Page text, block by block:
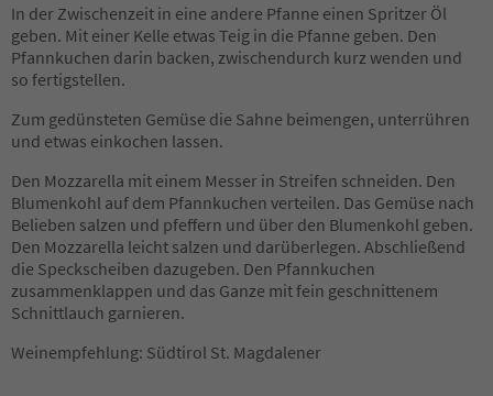
In der Zwischenzeit in eine andere Pfanne einen Spritzer Öl
geben. Mit einer Kelle etwas Teig in die Pfanne geben. Den
Pfannkuchen darin backen, zwischendurch kurz wenden und
so fertigstellen.
Zum gedünsteten Gemüse die Sahne beimengen, unterrühren
und etwas einkochen lassen.
Den Mozzarella mit einem Messer in Streifen schneiden. Den
Blumenkohl auf dem Pfannkuchen verteilen. Das Gemüse nach
Belieben salzen und pfeffern und über den Blumenkohl geben.
Den Mozzarella leicht salzen und darüberlegen. Abschließend
die Speckscheiben dazugeben. Den Pfannkuchen
zusammenklappen und das Ganze mit fein geschnittenem
Schnittlauch garnieren.
Weinempfehlung: Südtirol St. Magdalener